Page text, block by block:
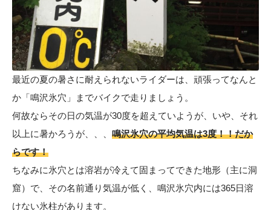
最近の夏の暑さに耐えられないライダーは、頑張ってなんと
か 「鳴沢氷穴」
までバイクで走りましょう。
何故ならその日の気温が30度を超えていようが、いや、それ
以上に暑かろうが、、、 鳴沢氷穴の平均気温は3度！！だか
らです！
ちなみに氷穴とは溶岩が冷えて固まってできた地形（主に洞
窟）で、その名前通り気温が低く、鳴沢氷穴内には365日溶
けない氷柱があります。